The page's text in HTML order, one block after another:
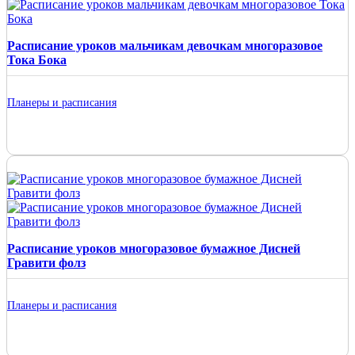
Расписание уроков мальчикам девочкам многоразовое
Тока Бока
Планеры и расписания
Расписание уроков многоразовое бумажное Дисней
Гравити фолз
Планеры и расписания